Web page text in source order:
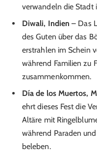
verwandeln die Stadt
Diwali, Indien – Das
des Guten über das
erstrahlen im Schein
während Familien zu
zusammenkommen.
Día de los Muertos,
ehrt dieses Fest die
Altäre mit
während Paraden
beleben.